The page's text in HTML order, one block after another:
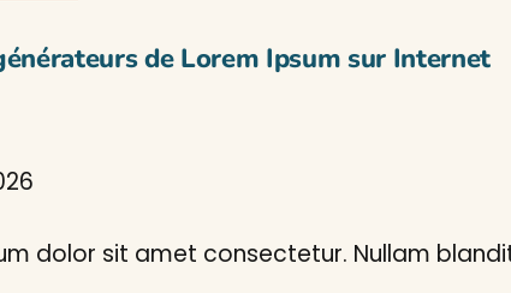
de Lorem Ipsum sur Internet
dolor sit amet consectetur. Nullam